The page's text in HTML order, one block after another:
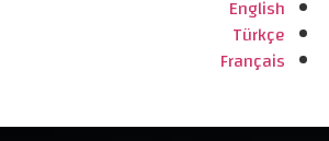
English
Türkçe
Français